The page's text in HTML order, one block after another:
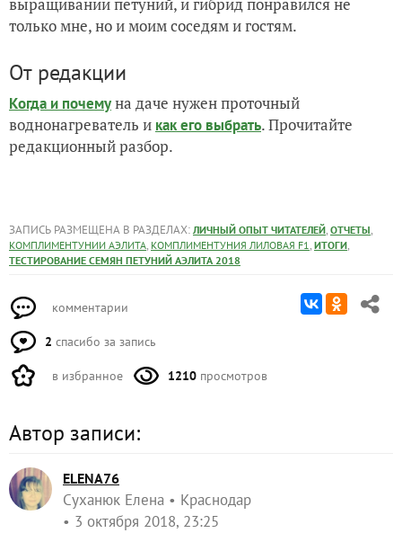
выращивании петуний, и гибрид понравился не
только мне, но и моим соседям и гостям.
От редакции
Когда и почемуна даче нужен проточный
воднонагреватель и как его выбрать. Прочитайте
редакционный разбор.
ЗАПИСЬ РАЗМЕЩЕНА В РАЗДЕЛАХ: ЛИЧНЫЙ ОПЫТ ЧИТАТЕЛЕЙ, ОТЧЕТЫ,
КОМПЛИМЕНТУНИИ АЭЛИТА, КОМПЛИМЕНТУНИЯ ЛИЛОВАЯ F1, ИТОГИ,
ТЕСТИРОВАНИЕ СЕМЯН ПЕТУНИЙ АЭЛИТА 2018
комментарии
2 спасибо за запись
в избранное 1210 просмотров
Автор записи:
ELENA76
Суханюк Елена
Краснодар
3 октября 2018, 23:25